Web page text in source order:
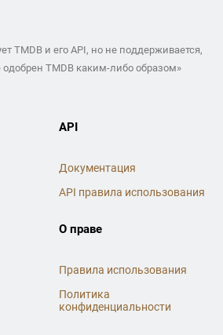
TMDB и его API, но не поддерживается,
TMDB каким-либо образом»
API
Документация
API правила использования
О праве
Правила использования
Политика
конфиденциальности